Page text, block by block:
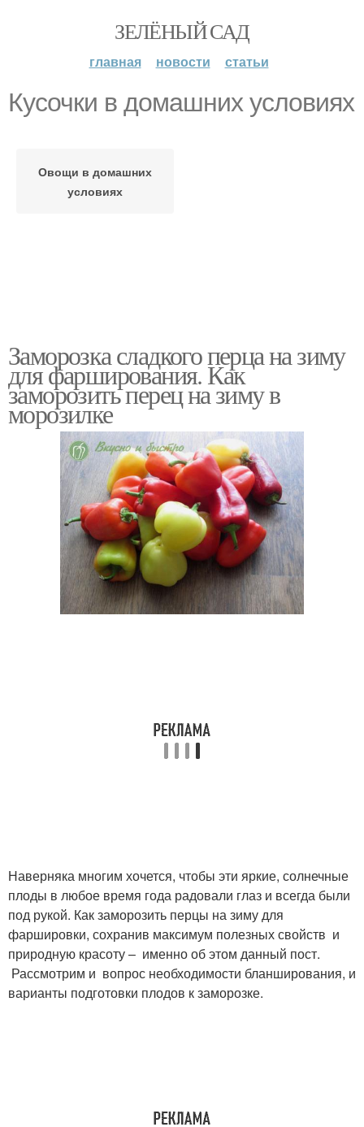
ЗЕЛЁНЫЙ САД
главная новости статьи
Кусочки в домашних условиях
Овощи в домашних
условиях
Заморозка сладкого перца на зиму
для фарширования. Как
заморозить перец на зиму в
морозилке
Наверняка многим хочется, чтобы эти яркие, солнечные
плоды в любое время года радовали глаз и всегда были
под рукой. Как заморозить перцы на зиму для
фаршировки, сохранив максимум полезных свойств и
природную красоту – именно об этом данный пост.
Рассмотрим и вопрос необходимости бланширования, и
варианты подготовки плодов к заморозке.